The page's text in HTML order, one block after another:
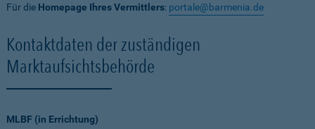
Für die Homepage Ihres Vermittlers: portale@barmenia.de
Kontaktdaten der zuständigen
Marktaufsichtsbehörde
MLBF (in Errichtung)